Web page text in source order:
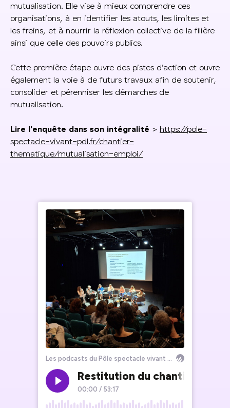
mutualisation. Elle vise à mieux comprendre ces
organisations, à en identifier les atouts, les limites et
les freins, et à nourrir la réflexion collective de la filière
ainsi que celle des pouvoirs publics.
Cette première étape ouvre des pistes d’action et ouvre
également la voie à de futurs travaux afin de soutenir,
consolider et pérenniser les démarches de
mutualisation.
Lire l'enquête dans son intégralité > https://pole-
spectacle-vivant-pdl.fr/chantier-
thematique/mutualisation-emploi/